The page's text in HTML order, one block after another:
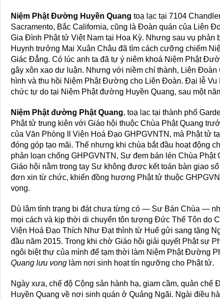
Niệm Phật Đường Huyền Quang toạ lạc tại 7104
Sacramento, Bắc California, cũng là Đoàn quán của Liên
Gia Đình Phật tử Việt Nam tại Hoa Kỳ. Nhưng sau vụ
Huynh trưởng Mai Xuân Châu đã tìm cách cưỡng chiếm
Giác Đẳng. Có lúc anh ta đã tự ý niêm khoá Niệm Phật
gây xôn xao dư luận. Nhưng với niềm chí thành, Liên
hình và thu hồi Niệm Phật Đường cho Liên Đoàn. Đại lễ Vu
chức tự do tại Niệm Phật đường Huyền Quang, sau một
Niệm Phật đường Phật Quang, toạ lạc tại thành phố
Phật tử trung kiên với Giáo hội thuộc Chùa Phật Quang
của Văn Phòng II Viện Hoá Đạo GHPGVNTN, mà Phật tử
đóng góp tạo mãi. Thế nhưng khi chùa bắt đầu hoạt động
phản loạn chống GHPGVNTN, Sư đem bán lén Chùa Phật
Giáo hội nằm trong tay Sư không đươc kết toán bàn giao
đơn xin từ chức, khiến đồng hương Phật tử thuộc
vọng.
Dù lâm tình trạng bi đát chưa từng có — Sư Bán Chùa —
mọi cách và kịp thời di chuyển tôn tượng Đức Thế Tôn do
Viện Hoá Đạo Thích Như Đạt thỉnh từ Huế gửi sang tặng
đầu năm 2015. Trong khi chờ Giáo hội giải quyết Phật sự
ngôi biệt thự của mình để tạm thời làm Niệm Phật Đường
Quang lưu vong làm nơi sinh hoạt tín ngưỡng cho Phật tử.
Ngày xưa, chế độ Cộng sản hành hạ, giam cầm, quản chế
Huyền Quang về nơi sinh quán ở Quảng Ngãi. Ngài điều